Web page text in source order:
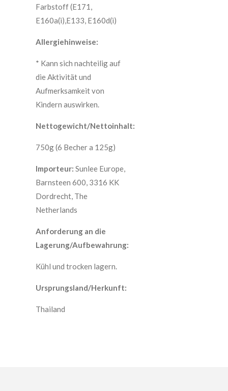
Farbstoff (E171,
E160a(i),E133, E160d(i)
Allergiehinweise:
* Kann sich nachteilig auf
die Aktivität und
Aufmerksamkeit von
Kindern auswirken.
Nettogewicht/Nettoinhalt:
750g (6 Becher a 125g)
Importeur: Sunlee Europe,
Barnsteen 600, 3316 KK
Dordrecht, The
Netherlands
Anforderung an die
Lagerung/Aufbewahrung:
Kühl und trocken lagern.
Ursprungsland/Herkunft:
Thailand